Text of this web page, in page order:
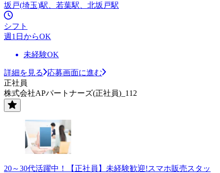
坂戸(埼玉)駅、若葉駅、北坂戸駅
シフト
週1日からOK
未経験OK
詳細を見る
応募画面に進む
正社員
株式会社APパートナーズ(正社員)_112
20～30代活躍中！【正社員】未経験歓迎!スマホ販売スタッ